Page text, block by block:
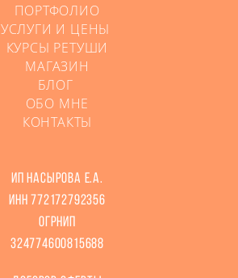
ПОРТФОЛИО
УСЛУГИ И ЦЕНЫ
КУРСЫ РЕТУШИ
МАГАЗИН
БЛОГ
ОБО МНЕ
КОНТАКТЫ
ИП Насырова Е.А.
ИНН 772172792356
ОГРНИП
324774600815688